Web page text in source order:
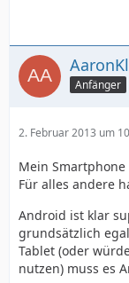
AaronKl
Anfänger
2. Februar 2013 um
Mein
Für alles andere
Android ist klar
grundsätzlich
Tablet (oder
nutzen) muss es